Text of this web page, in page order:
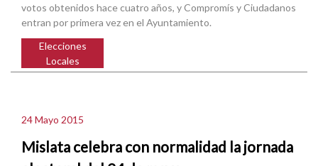
votos obtenidos hace cuatro años, y Compromís y Ciudadanos
entran por primera vez en el Ayuntamiento.
Elecciones
Locales
24 Mayo 2015
Mislata celebra con normalidad la jornada